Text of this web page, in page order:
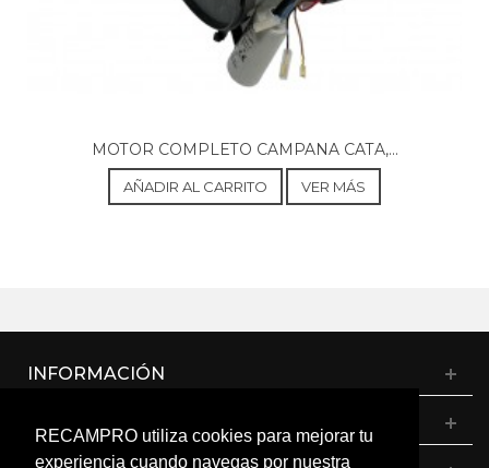
RECAMPRO utiliza cookies para mejorar tu
experiencia cuando navegas por nuestra
MOTOR COMPLETO CAMPANA CATA,...
AÑADIR AL CARRITO VER MÁS
INFORMACIÓN